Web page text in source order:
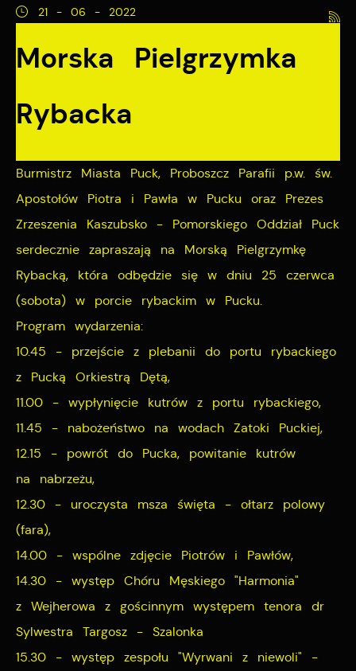
21 - 06 - 2022
Morska Pielgrzymka
Rybacka
Burmistrz Miasta Puck, Proboszcz Parafii p.w. św.
Apostołów Piotra i Pawła w Pucku oraz Prezes
Zrzeszenia Kaszubsko - Pomorskiego Oddział Puck
serdecznie zapraszają na Morską Pielgrzymkę
Rybacką, która odbędzie się w dniu 25 czerwca
(sobota) w porcie rybackim w Pucku.
Program wydarzenia:
10.45 - przejście z plebanii do portu rybackiego
z Pucką Orkiestrą Dętą,
11.00 - wypłynięcie kutrów z portu rybackiego,
11.45 - nabożeństwo na wodach Zatoki Puckiej,
12.15 - powrót do Pucka, powitanie kutrów
na nabrzeżu,
12.30 - uroczysta msza święta - ołtarz polowy
(fara),
14.00 - wspólne zdjęcie Piotrów i Pawłów,
14.30 - występ Chóru Męskiego "Harmonia"
z Wejherowa z gościnnym występem tenora dr
Sylwestra Targosz - Szalonka
15.30 - występ zespołu "Wyrwani z niewoli" -
Ciebie działania w celu m.in. dostosowania Twoich
ustawień preferencji prywatności, logowania czy
której korzystasz, może działać bez zakłóceń.
Tego typu pliki cookies umożliwiają stronie internetowej
oraz personalizację określonych funkcjonalności czy
prezentowanych treści.
Dzięki tym plikom cookies możemy zapewnić Ci
większy komfort korzystania z funkcjonalności naszej
strony poprzez dopasowanie jej do Twoich
indywidualnych preferencji. Wyrażenie zgody na
funkcjonalne i personalizacyjne pliki cookies gwarantuje
dostępność większej ilości funkcji na stronie.
Więcej
Analityczne
Analityczne pliki cookies pomagają nam rozwijać się i
dostosowywać do Twoich potrzeb.
Cookies analityczne pozwalają na uzyskanie informacji
nasze serwisy www. Dane pozwalają nam na ocenę
naszych serwisów internetowych pod względem ich
popularności wśród użytkowników. Zgromadzone
informacje są przetwarzane w formie zanonimizowanej.
Wyrażenie zgody na analityczne pliki cookies
Więcej
Reklamowe
Dzięki reklamowym plikom cookies prezentujemy Ci
najciekawsze informacje i aktualności na stronach
naszych partnerów.
Promocyjne pliki cookies służą do prezentowania Ci
przeglądanej witryny internetowej. Treści promocyjne
mogą pojawić się na stronach podmiotów trzecich lub
Więcej